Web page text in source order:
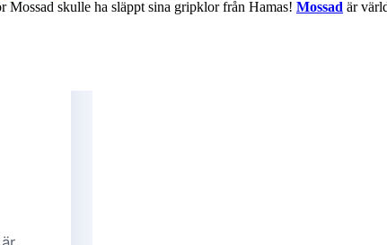
Mossad skulle ha släppt sina gripklor från Hamas! Mossad är